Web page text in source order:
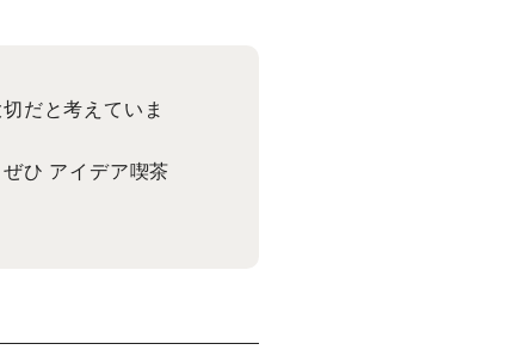
だと考えていま
ひ アイデア喫茶